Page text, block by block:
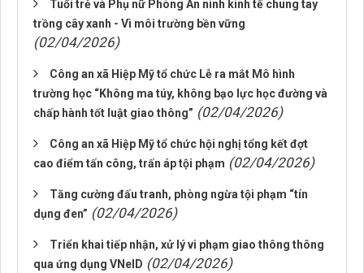
Tuổi trẻ và Phụ nữ Phòng An ninh kinh tế chung tay
trồng cây xanh - Vì môi trường bền vững
(02/04/2026)
Công an xã Hiệp Mỹ tổ chức Lễ ra mắt Mô hình
trường học “Không ma túy, không bạo lực học đường và
chấp hành tốt luật giao thông” (02/04/2026)
Công an xã Hiệp Mỹ tổ chức hội nghị tổng kết đợt
cao điểm tấn công, trấn áp tội phạm (02/04/2026)
Tăng cường đấu tranh, phòng ngừa tội phạm “tín
dụng đen” (02/04/2026)
Triển khai tiếp nhận, xử lý vi phạm giao thông thông
qua ứng dụng VNeID (02/04/2026)